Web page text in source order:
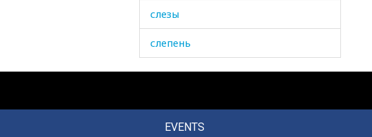
слезы
слепень
слепой
слизь
EVENTS